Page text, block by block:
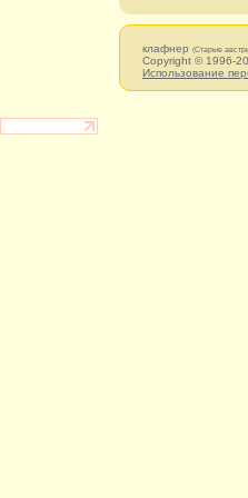
клафнер (Старые
Copyright © 1996-
Использование